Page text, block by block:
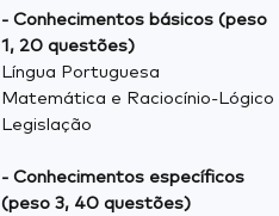
- Conhecimentos básicos (peso
1, 20 questões)
Língua Portuguesa
Matemática e Raciocínio-Lógico
Legislação
- Conhecimentos específicos
(peso 3, 40 questões)